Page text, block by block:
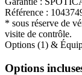
Référence :
* sous réserve de
visite de contrôle.
Options (1) &
Options